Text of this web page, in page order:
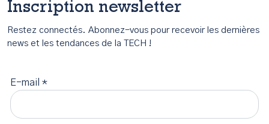
Inscription newsletter
Restez connectés. Abonnez-vous pour recevoir les dernières
news et les tendances de la TECH !
E-mail *